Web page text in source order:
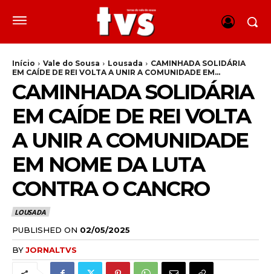
Início Vale do Sousa Lousada
CAMINHADA SOLIDÁRIA
EM CAÍDE DE REI VOLTA A UNIR A COMUNIDADE EM...
CAMINHADA SOLIDÁRIA
EM CAÍDE DE REI VOLTA
A UNIR A COMUNIDADE
EM NOME DA LUTA
CONTRA O CANCRO
LOUSADA
PUBLISHED ON 02/05/2025
BYJORNALTVS